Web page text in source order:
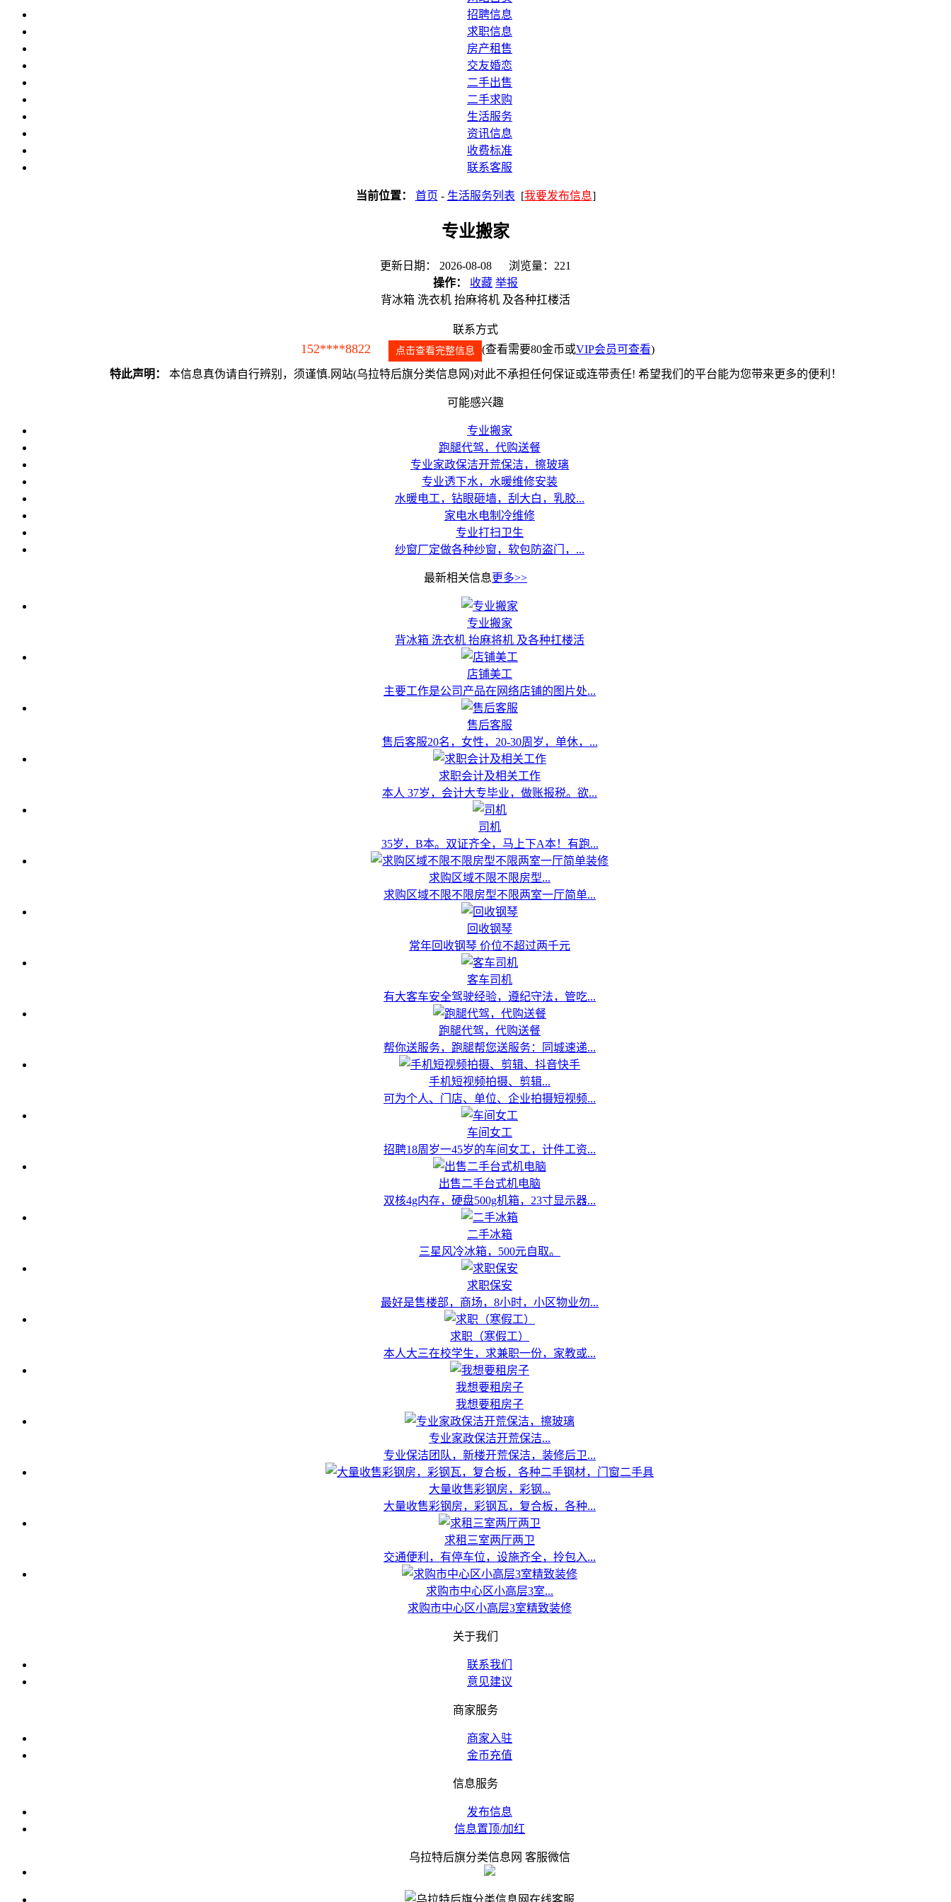
招聘信息
求职信息
房产租售
交友婚恋
二手出售
二手求购
生活服务
资讯信息
收费标准
联系客服
当前位置： 首页 - 生活服务列表 [我要发布信息]
专业搬家
更新日期： 2026-08-08 浏览量：221
操作：
收藏 举报
背冰箱 洗衣机 抬麻将机 及各种扛楼活
联系方式
152****8822 点击查看完整信息 (查看需要80金币或VIP会员可查看)
特此声明： 本信息真伪请自行辨别，须谨慎.网站(乌拉特后旗分类信息网)对此不承担任何保证或连带责任! 希望我们的平台能为您带来更多的便利！
可能感兴趣
专业搬家
跑腿代驾，代购送餐
专业家政保洁开荒保洁，擦玻璃
专业透下水，水暖维修安装
水暖电工，钻眼砸墙，刮大白，乳胶...
家电水电制冷维修
专业打扫卫生
纱窗厂定做各种纱窗，软包防盗门，...
最新相关信息更多>>
专业搬家
背冰箱 洗衣机 抬麻将机 及各种扛楼活
店铺美工
主要工作是公司产品在网络店铺的图片处...
售后客服
售后客服20名，女性，20-30周岁，单休，...
求职会计及相关工作
本人 37岁，会计大专毕业，做账报税。欲...
司机
35岁，B本。双证齐全，马上下A本！有跑...
求购区域不限不限房型...
求购区域不限不限房型不限两室一厅简单...
回收钢琴
常年回收钢琴 价位不超过两千元
客车司机
有大客车安全驾驶经验，遵纪守法，管吃...
跑腿代驾，代购送餐
帮你送服务，跑腿帮您送服务：同城速递...
手机短视频拍摄、剪辑...
可为个人、门店、单位、企业拍摄短视频...
车间女工
招聘18周岁一45岁的车间女工，计件工资...
出售二手台式机电脑
双核4g内存，硬盘500g机箱，23寸显示器...
二手冰箱
三星风冷冰箱，500元自取。
求职保安
最好是售楼部，商场，8小时，小区物业勿...
求职（寒假工）
本人大三在校学生，求兼职一份，家教或...
我想要租房子
我想要租房子
专业家政保洁开荒保洁...
专业保洁团队，新楼开荒保洁，装修后卫...
大量收售彩钢房，彩钢...
大量收售彩钢房，彩钢瓦，复合板，各种...
求租三室两厅两卫
交通便利，有停车位，设施齐全，拎包入...
求购市中心区小高层3室...
求购市中心区小高层3室精致装修
关于我们
联系我们
意见建议
商家服务
商家入驻
金币充值
信息服务
发布信息
信息置顶/加红
乌拉特后旗分类信息网 客服微信